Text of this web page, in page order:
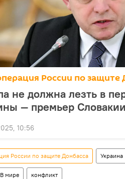
России по защите
не должна лезть в
— премьер Словакии
10:56
России по защите Донбасса Украина
В мире конфликт